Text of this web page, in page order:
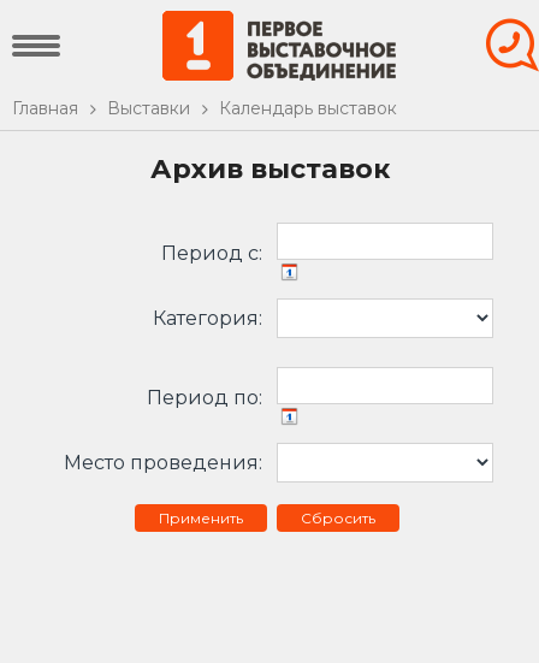
Главная Выставки Календарь выставок
Архив выставок
Период c:
Категория:
Период по:
Место проведения:
Сбросить